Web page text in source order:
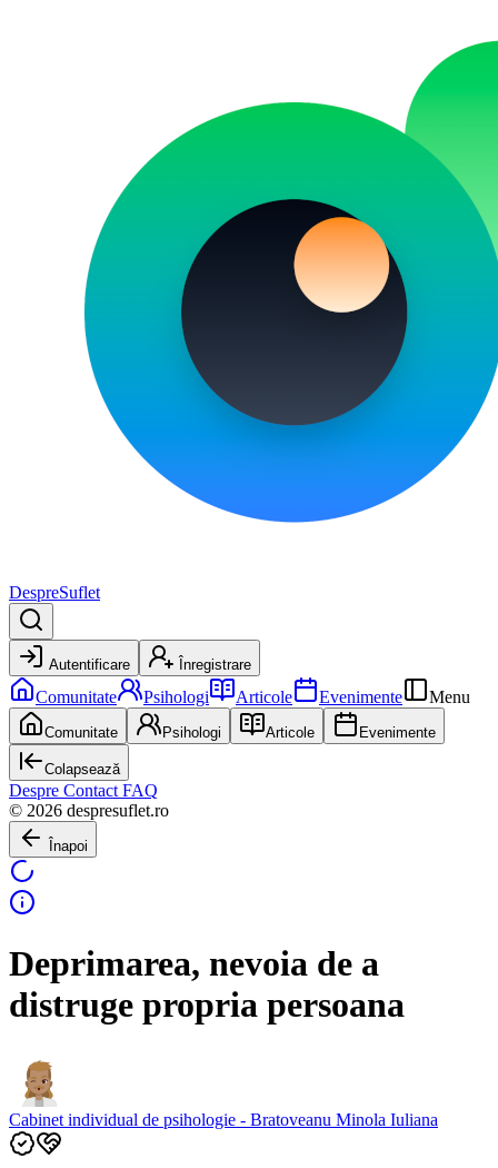
DespreSuflet
Autentificare Înregistrare
Comunitate Psihologi Articole Evenimente Menu
Comunitate Psihologi Articole Evenimente
Colapsează
Despre Contact FAQ
© 2026 despresuflet.ro
Înapoi
Deprimarea, nevoia de a
distruge propria persoana
Cabinet individual de psihologie - Bratoveanu Minola Iuliana